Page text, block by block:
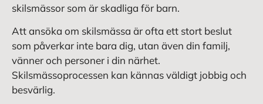
skilsmässor som är skadliga för barn.
Att ansöka om skilsmässa är ofta ett stort beslut
som påverkar inte bara dig, utan även din familj,
vänner och personer i din närhet.
Skilsmässoprocessen kan kännas väldigt jobbig och
besvärlig.